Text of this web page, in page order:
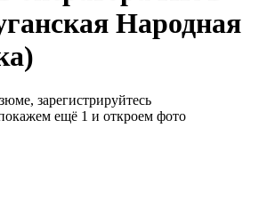
Народная
зарегистрируйтесь
ещё 1 и откроем фото